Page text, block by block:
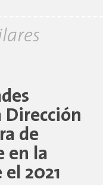
Dirección
de
en la
2021